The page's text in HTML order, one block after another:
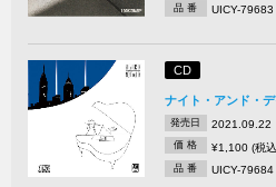
品 番 UICY-79683
CD
ナイト・アンド・デ
発売日 2021.09.22
価 格 ¥1,100 (税
品 番 UICY-79684